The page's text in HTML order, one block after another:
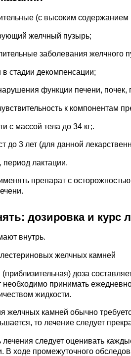
(с высоким
желчный пузырь;
заболевания желчного
стадии декомпенсации;
функции печени, почек,
к компонентам
с массой тела до 34 кг;.
до 3 лет (для данной
лактации.
препарат с
дозировка и курс
внутрь.
желчных камней
доза
необходимо принимать
жидкости.
желчных камней обычно
то лечение следует
следует оценивать
В ходе промежуточного